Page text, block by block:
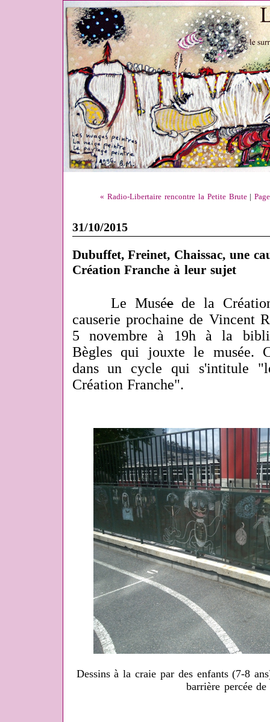
« Radio-Libertaire rencontre la Petite Brute|
31/10/2015
Dubuffet, Freinet, Chaissac, une
Création Franche à leur sujet
Le Muséede la
causerie prochaine de Vincent
5 novembre à 19h à la
Bègles qui jouxte le musée.
dans un cycle qui s'intitule
Création Franche".
Dessins à la craie par des enfants (7-8
barrière percée